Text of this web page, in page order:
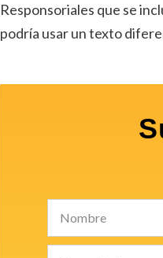
Responsoriales que se
podría usar un texto